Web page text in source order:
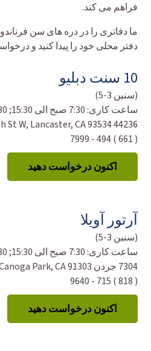
فراهم می کند.
ما دفاتری را در دره های سن
دفتر محلی خود را پیدا کنید و
10 سنت دبلیو
(سنین 3-5)
ساعت کاری: 7:30 صبح الی 15:30; 7:30 صبح الی 17:30
44236 10th St W, Lancaster, CA 93534
( 661 ) 494 - 7999
اکنون درخواست دهید
آرتور آویلا
(سنین 3-5)
ساعت کاری: 7:30 صبح الی 15:30; 7:30 صبح الی 17:30
7304 جردن Ave. Canoga Park, CA 91303
( 818 ) 715 - 9640
اکنون درخواست دهید